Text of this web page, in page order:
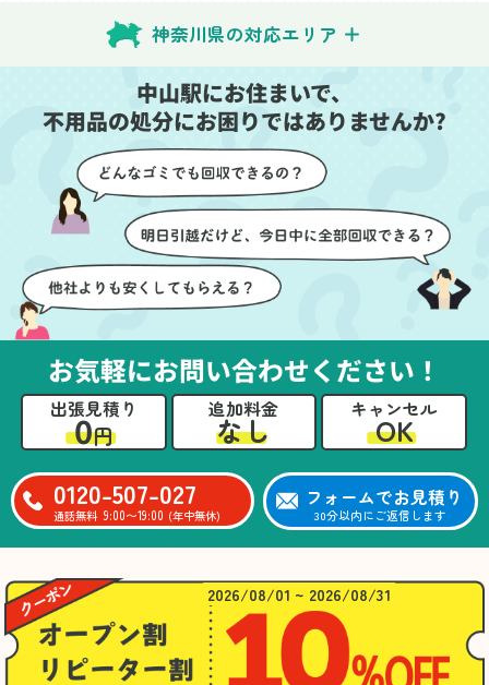
特に、物が散乱していた
部屋の整理や、細かなア
イテムの仕分けを迅速か
つ丁寧に対応していただ
けたのがありがたかった
です。家族それぞれが必
要なものを確認しながら
進めることができ、安心
感を持って作業をお任せ
できました。さらに、作
業終了後には部屋全体を
清掃していただき、まる
で新しい家のような清潔
感に感動しました。
ちらも安心感を持って作
壁や床を傷つけないよう
に細心の注意を払ってい
ただき、家全体がスムー
ズに片付いていくのがと
ても嬉しかったです。作
業が終わった後には、こ
ちらからお願いしなくて
も部屋を簡単に清掃して
いただけたのも好印象で
した。
いても教えていただき、
今後の片付けにも役立つ
知識が増えました。また
何かあれば、ぜひお願い
心のこもったサービスを
ありがとうございまし
た。
神奈川県の対応エリア
中山駅にお住まいで、
不用品の処分にお困りではありませんか?
お気軽にお問い合わせください！
出張見積り
0円
追加料金
なし
キャンセル
OK
0120-507-027
通話無料 9:00〜19:00 (年中無休)
フォームでお見積り
30分以内にご返信します
2026/08/01 ~ 2026/08/31